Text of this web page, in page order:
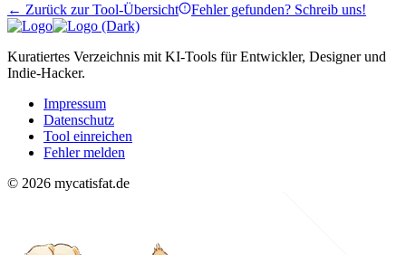
← Zurück zur Tool-Übersicht
Fehler gefunden? Schreib uns!
Kuratiertes Verzeichnis mit KI-Tools für Entwickler, Designer und
Indie-Hacker.
Impressum
Datenschutz
Tool einreichen
Fehler melden
© 2026 mycatisfat.de